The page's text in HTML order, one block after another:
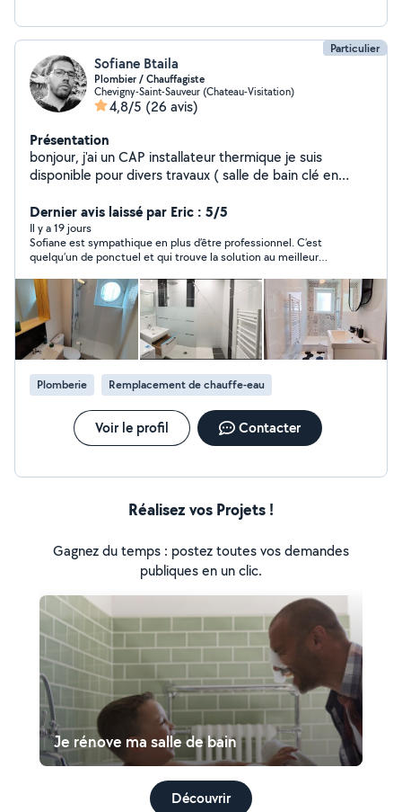
Particulier
Sofiane Btaila
Plombier / Chauffagiste
Chevigny-Saint-Sauveur (Chateau-Visitation)
4,8/5 (26 avis)
Présentation
bonjour, j'ai un CAP installateur thermique je suis
disponible pour divers travaux ( salle de bain clé en
petit dépannage etc). A bientôt.
Dernier avis laissé par Eric : 5/5
Il y a 19 jours
Sofiane est sympathique en plus d’être professionnel. C’est
quelqu’un de ponctuel et qui trouve la solution au meilleur
prestation.
Plomberie Remplacement de chauffe-eau
Voir le profil Contacter
Réalisez vos Projets !
Gagnez du temps : postez toutes vos demandes
publiques en un clic.
Je rénove ma salle de bain
Découvrir